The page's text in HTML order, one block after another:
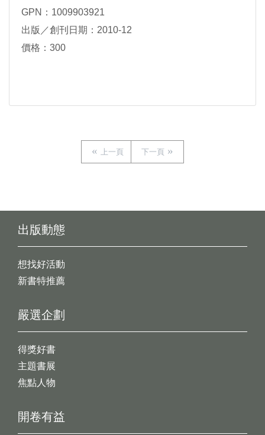
GPN：1009903921
出版／創刊日期：2010-12
價格：300
上一頁 下一頁
出版動態
想找好活動
新書特推薦
開卷有益
嚴選企劃
得獎好書
主題書展
焦點人物